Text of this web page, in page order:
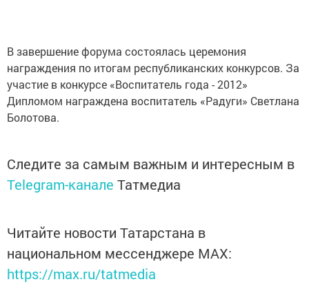
В завершение форума состоялась церемония
награждения по итогам республиканских конкурсов. За
участие в конкурсе «Воспитатель года - 2012»
Дипломом награждена воспитатель «Радуги» Светлана
Болотова.
Следите за самым важным и интересным в
Telegram-канале Татмедиа
Читайте новости Татарстана в
национальном мессенджере MАХ:
https://max.ru/tatmedia